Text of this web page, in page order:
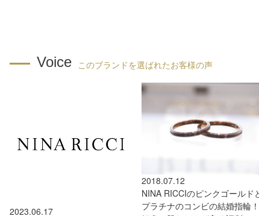
Voice このブランドを選ばれたお客様の声
2023.06.17
2018.07.12
NINA RICCIのピンクゴールド
プラチナのコンビの結婚指輪！